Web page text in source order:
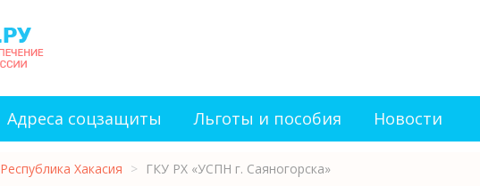
Адреса соцзащиты Льготы и пособия Новости
Республика Хакасия > ГКУ РХ «УСПН г. Саяногорска»